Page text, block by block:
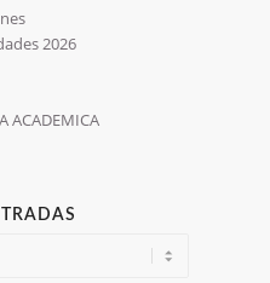
2026
ACADEMICA